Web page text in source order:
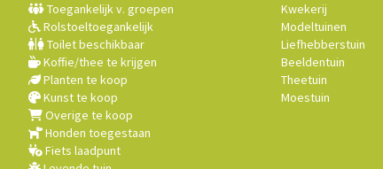
Toegankelijk v. groepen
Rolstoeltoegankelijk
Toilet beschikbaar
Koffie/thee te krijgen
Planten te koop
Kunst te koop
Overige te koop
Honden toegestaan
Fiets laadpunt
Kwekerij
Modeltuinen
Liefhebberstuin
Beeldentuin
Theetuin
Moestuin